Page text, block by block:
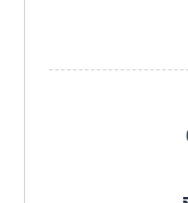
Het domein is lid
"Cave de Noël",